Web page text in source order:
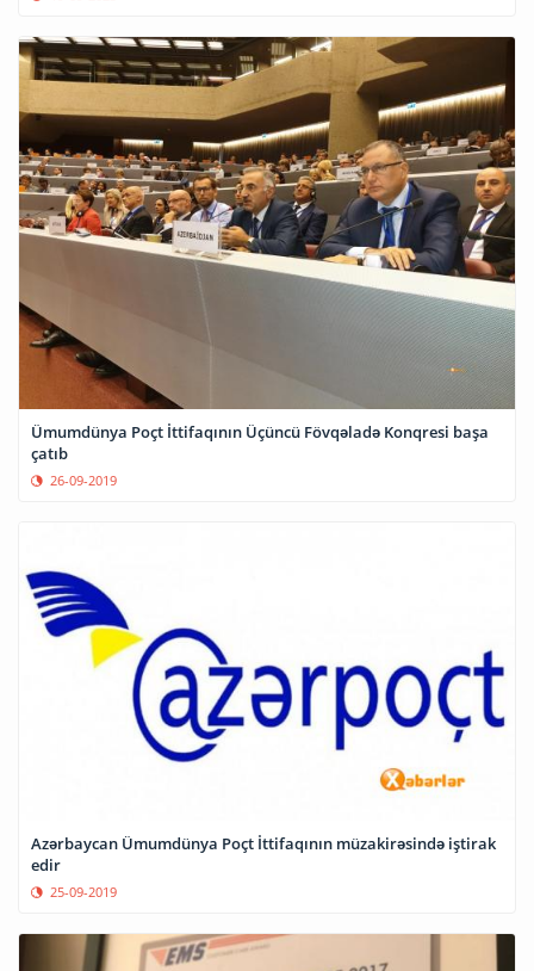
Ümumdünya Poçt İttifaqının Üçüncü Fövqəladə Konqresi başa
çatıb
26-09-2019
Azərbaycan Ümumdünya Poçt İttifaqının müzakirəsində iştirak
edir
25-09-2019